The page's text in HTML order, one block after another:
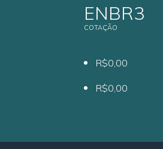
ENBR3
COTAÇÃO
R$0,00
R$0,00